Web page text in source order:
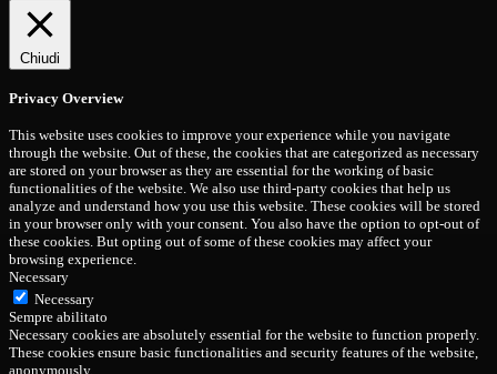
Chiudi
Privacy Overview
This website uses cookies to improve your experience while you navigate
through the website. Out of these, the cookies that are categorized as necessary
are stored on your browser as they are essential for the working of basic
functionalities of the website. We also use third-party cookies that help us
analyze and understand how you use this website. These cookies will be stored
in your browser only with your consent. You also have the option to opt-out of
these cookies. But opting out of some of these cookies may affect your
browsing experience.
Necessary
Necessary
Sempre abilitato
Necessary cookies are absolutely essential for the website to function properly.
These cookies ensure basic functionalities and security features of the website,
anonymously.